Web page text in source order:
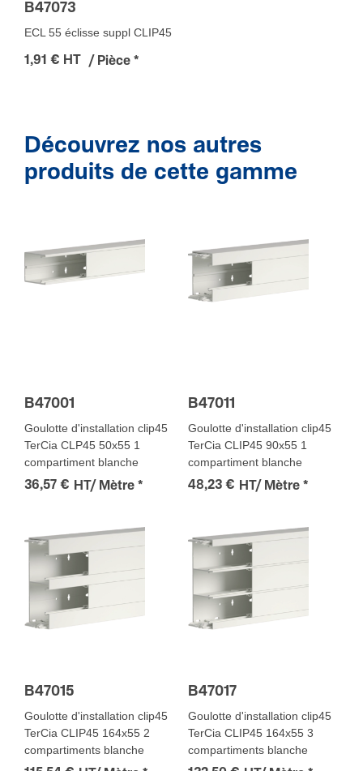
Oui
B47073
ECL 55 éclisse suppl CLIP45
1,91 € HT / Pièce *
Découvrez nos autres
produits de cette gamme
B47001
Goulotte d'installation clip45
TerCia CLP45 50x55 1
compartiment blanche
36,57 € HT/ Mètre *
B47011
Goulotte d'installation clip45
TerCia CLIP45 90x55 1
compartiment blanche
48,23 € HT/ Mètre *
B47015
Goulotte d'installation clip45
TerCia CLIP45 164x55 2
compartiments blanche
B47017
Goulotte d'installation clip45
TerCia CLIP45 164x55 3
compartiments blanche